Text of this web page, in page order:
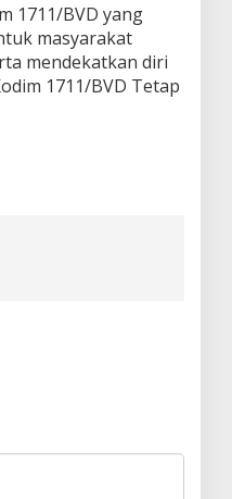
1711/BVD yang
masyarakat
mendekatkan diri
1711/BVD Tetap